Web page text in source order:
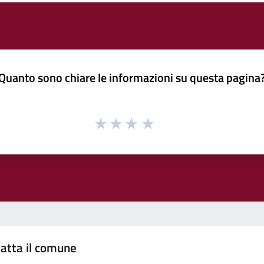
sono chiare le informazioni su questa
il comune